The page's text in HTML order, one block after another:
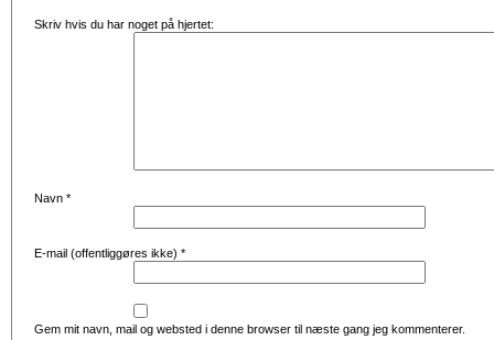
Skriv hvis du har noget på hjertet:
Navn *
E-mail (offentliggøres ikke) *
Gem mit navn, mail og websted i denne browser til næste gang jeg kommenterer.